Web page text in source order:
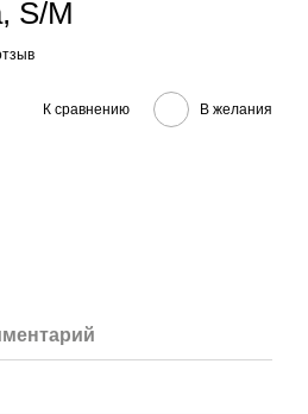
S/M
К сравнению В желания